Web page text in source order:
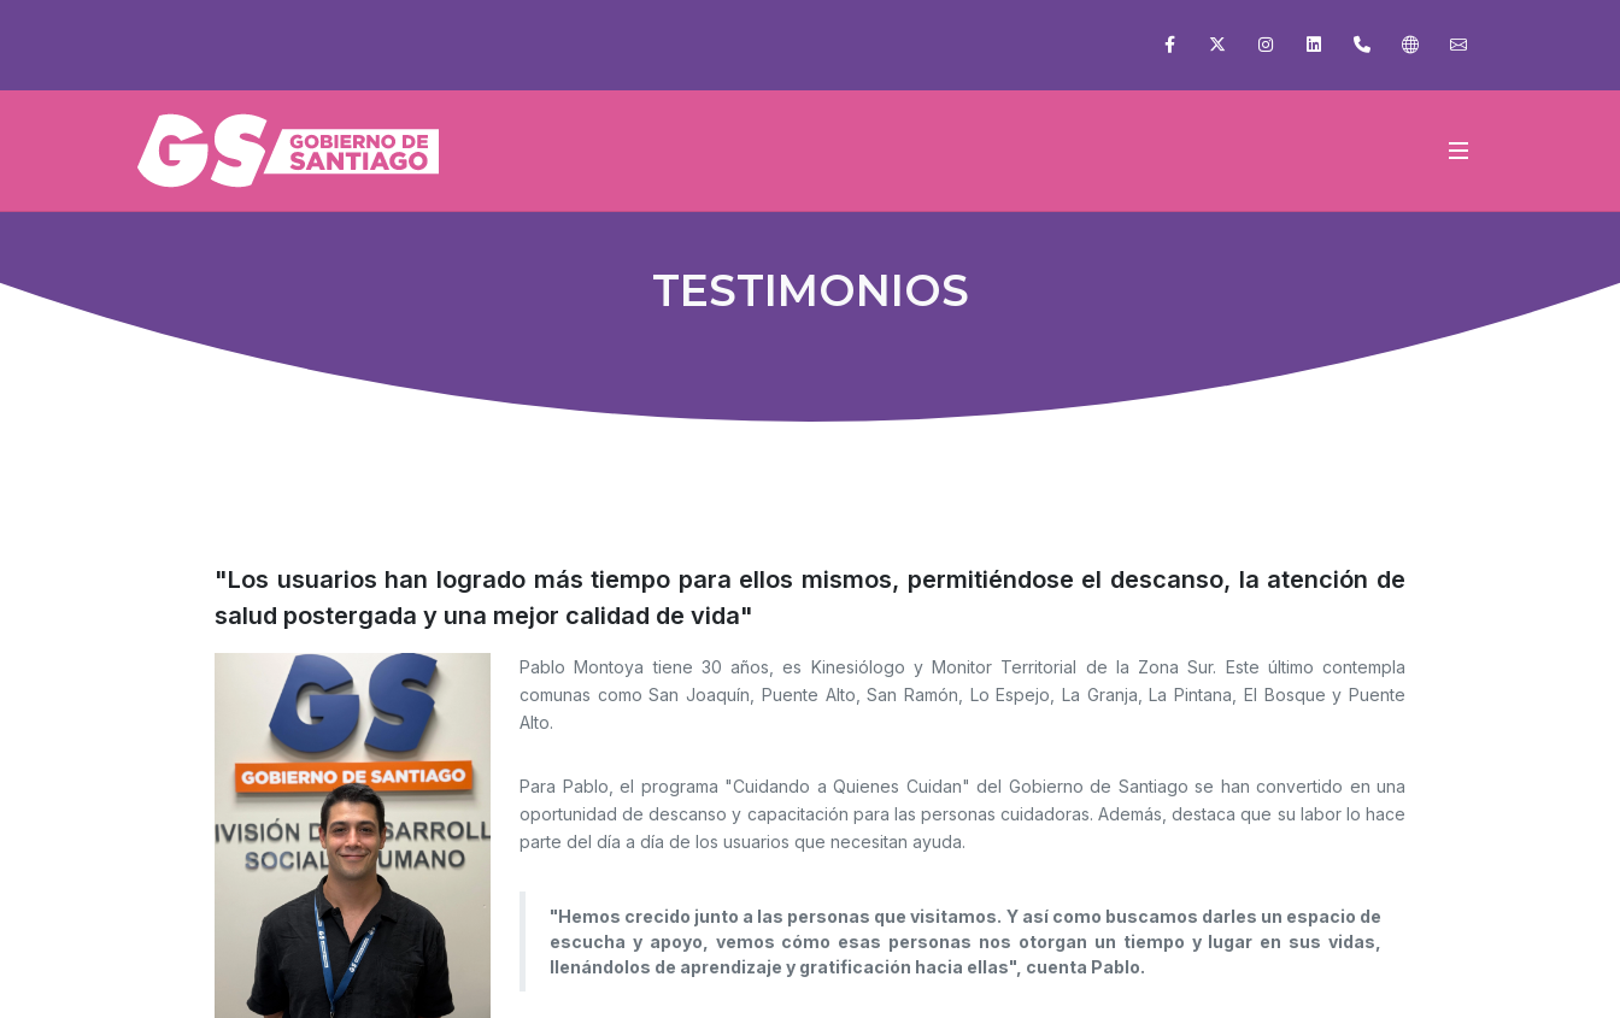
Facebook InstagramLinkedin+56 22 2509000
Gobierno de Santiago
TESTIMONIOS
"Los usuarios han logrado más tiempo para ellos mismos, permitiéndose el descanso, la atención de
salud postergada y una mejor calidad de vida"
Pablo Montoya tiene 30 años, es Kinesiólogo y Monitor Territorial de la Zona Sur. Este último contempla
comunas como San Joaquín, Puente Alto, San Ramón, Lo Espejo, La Granja, La Pintana, El Bosque y Puente
Alto.
Para Pablo, el programa "Cuidando a Quienes Cuidan" del Gobierno de Santiago se han convertido en una
oportunidad de descanso y capacitación para las personas cuidadoras. Además, destaca que su labor lo hace
parte del día a día de los usuarios que necesitan ayuda.
"Hemos crecido junto a las personas que visitamos. Y así como buscamos darles un espacio de
escucha y apoyo, vemos cómo esas personas nos otorgan un tiempo y lugar en sus vidas,
llenándolos de aprendizaje y gratificación hacia ellas", cuenta Pablo.